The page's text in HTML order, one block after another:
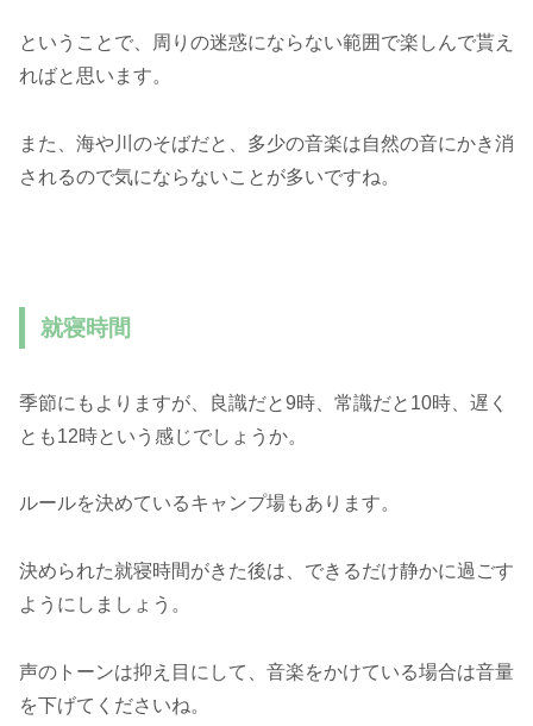
ということで、周りの迷惑にならない範囲で楽しんで貰え
ればと思います。
また、海や川のそばだと、多少の音楽は自然の音にかき消
されるので気にならないことが多いですね。
就寝時間
季節にもよりますが、良識だと9時、常識だと10時、遅く
とも12時という感じでしょうか。
ルールを決めているキャンプ場もあります。
決められた就寝時間がきた後は、できるだけ静かに過ごす
ようにしましょう。
声のトーンは抑え目にして、音楽をかけている場合は音量
を下げてくださいね。